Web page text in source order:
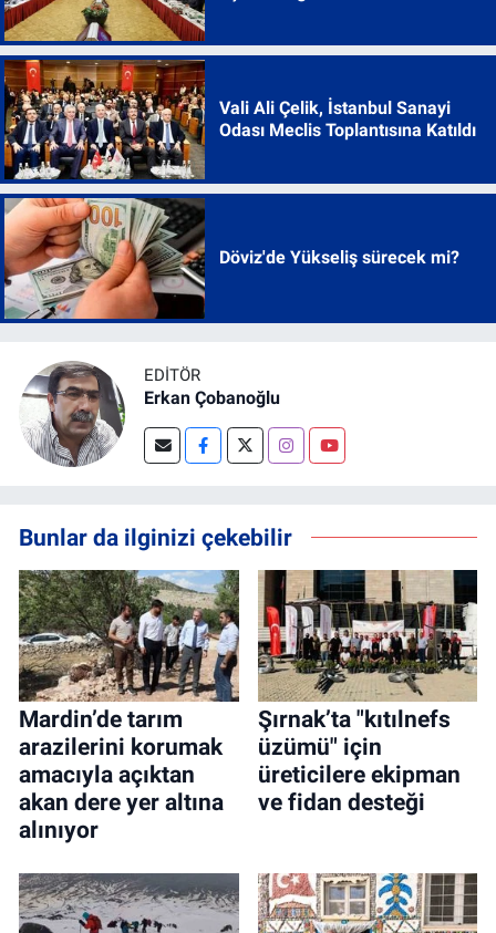
Vali Ali Çelik, İstanbul Sanayi
Odası Meclis Toplantısına Katıldı
Döviz'de Yükseliş sürecek mi?
EDITÖR
Erkan Çobanoğlu
Bunlar da ilginizi çekebilir
Mardin’de tarım
arazilerini korumak
amacıyla açıktan
akan dere yer altına
alınıyor
Şırnak’ta "kıtılnefs
üzümü" için
üreticilere ekipman
ve fidan desteği